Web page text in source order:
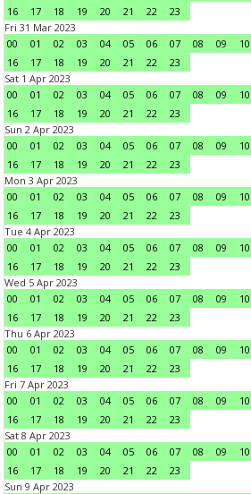
16
17 18 19 20 21 22
23
Fri 31 Mar 2023
00
01 02 03 04 05 06 07 08 09 10
16
17 18 19 20 21 22
23
Sat 1 Apr 2023
00
01 02 03 04 05 06 07 08 09 10
16
17 18 19 20 21 22
23
Sun 2 Apr 2023
00
01 02 03 04 05 06 07 08 09 10
16
17 18 19 20 21 22
23
Mon 3 Apr 2023
00
01 02 03 04 05 06 07 08 09 10
16
17 18 19 20 21 22
23
Tue 4 Apr 2023
00
01 02 03 04 05 06 07 08 09 10
16
17 18 19 20 21 22
23
Wed 5 Apr 2023
00
01 02 03 04 05 06 07 08 09 10
16
17 18 19 20 21 22
23
Thu 6 Apr 2023
00
01 02 03 04 05 06 07 08 09 10
16
17 18 19 20 21 22
23
Fri 7 Apr 2023
00
01 02 03 04 05 06 07 08 09 10
16
17 18 19 20 21 22
23
Sat 8 Apr 2023
00
01 02 03 04 05 06 07 08 09 10
16
17 18 19 20 21 22
23
Sun 9 Apr 2023